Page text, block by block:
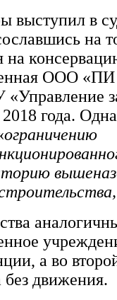
выступил в
на
на
ООО
года.
ограничению
а во
без движения.